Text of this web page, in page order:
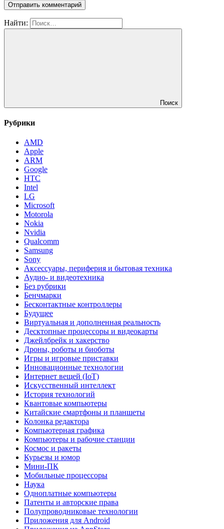
Найти:
Поиск
Рубрики
AMD
Apple
ARM
Google
HTC
Intel
LG
Microsoft
Motorola
Nokia
Nvidia
Qualcomm
Samsung
Sony
Аксессуары, периферия и бытовая техника
Аудио- и видеотехника
Без рубрики
Бенчмарки
Бесконтактные контроллеры
Будущее
Виртуальная и дополненная реальность
Десктопные процессоры и видеокарты
Джейлбрейк и хакерство
Дроны, роботы и биоботы
Игры и игровые приставки
Инновационные технологии
Интернет вещей (IoT)
Искусственный интеллект
История технологий
Квантовые компьютеры
Китайские смартфоны и планшеты
Колонка редактора
Компьютерная графика
Компьютеры и рабочие станции
Космос и ракеты
Курьезы и юмор
Мини-ПК
Мобильные процессоры
Наука
Одноплатные компьютеры
Патенты и авторские права
Полупроводниковые технологии
Приложения для Android